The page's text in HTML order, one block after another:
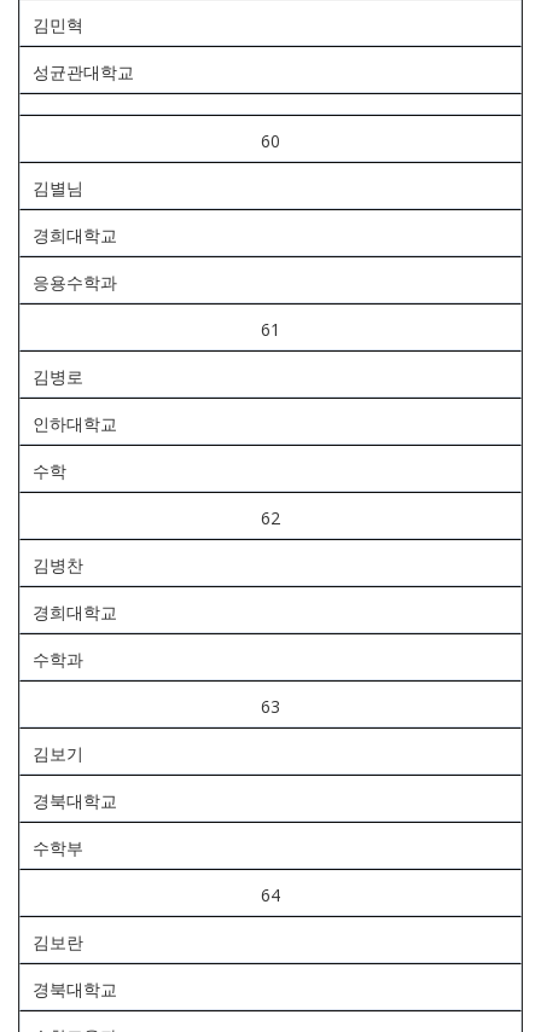
김민혁
성균관대학교
60
김별님
경희대학교
응용수학과
61
김병로
인하대학교
수학
62
김병찬
경희대학교
수학과
63
김보기
경북대학교
수학부
64
김보란
경북대학교